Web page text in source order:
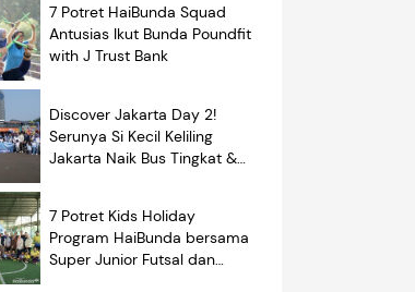
Nama Bayi Resep
7 Potret HaiBunda Squad
Antusias Ikut Bunda Poundfit
with J Trust Bank
Discover Jakarta Day 2!
Serunya Si Kecil Keliling
Jakarta Naik Bus Tingkat &
7 Potret Kids Holiday
Program HaiBunda bersama
Super Junior Futsal dan